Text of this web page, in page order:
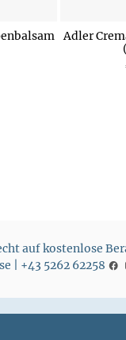
Adler
auf kostenlose
| +43 5262 62258